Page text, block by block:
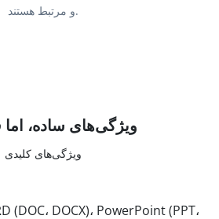
و مرتبط هستند.
ویژگی‌های ساده، اما
ویژگی‌های کلیدی